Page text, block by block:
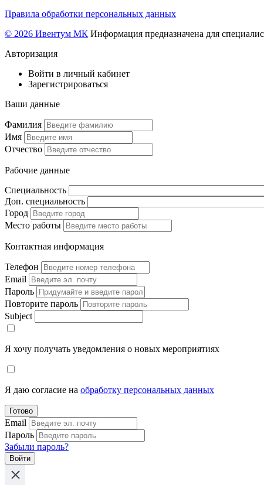
Правила обработки персональных данных
© 2026 Ивентум МК Информация предназначена для
Авторизация
Войти в личный кабинет
Зарегистрироваться
Ваши данные
Фамилия
Имя
Отчество
Рабочие данные
Специальность
Доп. специальность
Город
Место работы
Контактная информация
Телефон
Email
Пароль
Повторите пароль
Subject
Я хочу получать уведомления о новых мероприятиях
Я даю согласие на обработку персональных данных
Готово
Email
Пароль
Забыли пароль?
Войти